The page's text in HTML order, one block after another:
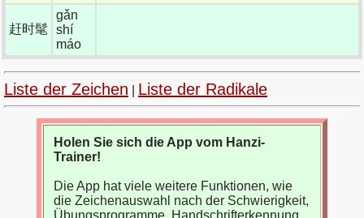
赶时髦
gǎn
shí
máo
Liste der Zeichen Liste der Radikale
Holen Sie sich die App vom Hanzi-
Trainer!
Die App hat viele weitere Funktionen, wie
die Zeichenauswahl nach der Schwierigkeit,
Übungsprogramme, Handschrifterkennung